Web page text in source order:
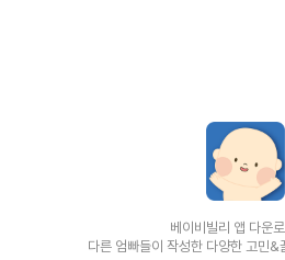
베이비빌리 앱 다운
다른 엄빠들이 작성한 다양한 고민&